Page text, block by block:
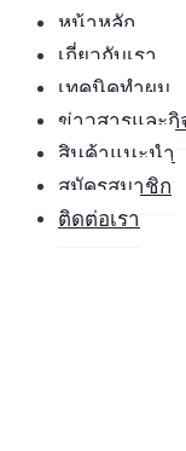
หน้าหลัก
เกี่ยวกับเรา
เทคนิคทำผม
ข่าวสารและกิ
สินค้าแนะนำ
สมัครสมาชิก
ติดต่อเรา